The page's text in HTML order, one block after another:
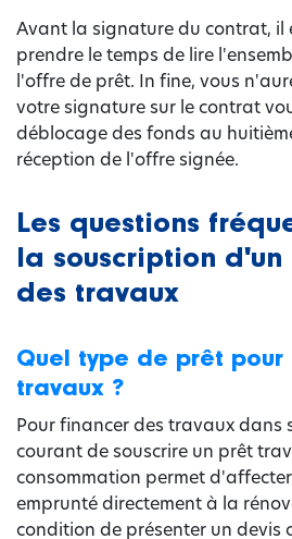
Avant la signature du contrat, il
prendre le temps de lire
l'offre de prêt. In fine, vous
votre signature sur le contrat
déblocage des fonds au
réception de l'offre signée.
Les questions
la souscription
des travaux
Quel type de prêt
travaux ?
Pour financer des travaux dans
courant de souscrire un prêt
consommation permet
emprunté directement à la
condition de présenter un devis